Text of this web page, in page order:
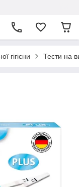
гігієни Тести на